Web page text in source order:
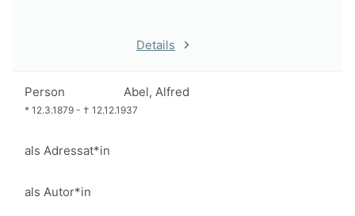
Details
Person Abel, Alfred
* 12.3.1879 - † 12.12.1937
als Adressat*in
als Autor*in